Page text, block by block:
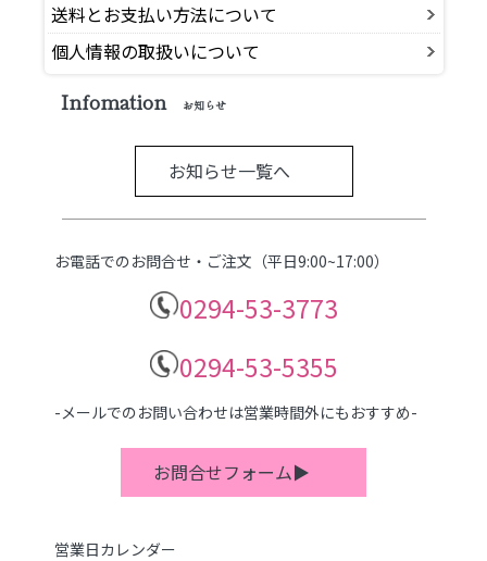
送料とお支払い方法について
個人情報の取扱いについて
Infomation お知らせ
お知らせ一覧へ
お電話でのお問合せ・ご注文（平日9:00~17:00）
0294-53-3773
0294-53-5355
-メールでのお問い合わせは営業時間外にもおすすめ-
お問合せフォーム▶
営業日カレンダー